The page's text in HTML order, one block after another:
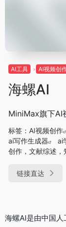
AI工具 AI视频创
海螺AI
MiniMax旗下AI
标签： AI视频创作
ai写作生成器
ai
创作，文献综述，
链接直达
海螺AI是由中国